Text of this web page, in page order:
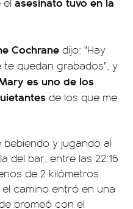
Cochrane dijo: "Hay
te quedan grabados", y
es uno de los
de los que me
y jugando al
del bar, entre las 22:15
de 2 kilómetros
camino entró en una
bromeó con el